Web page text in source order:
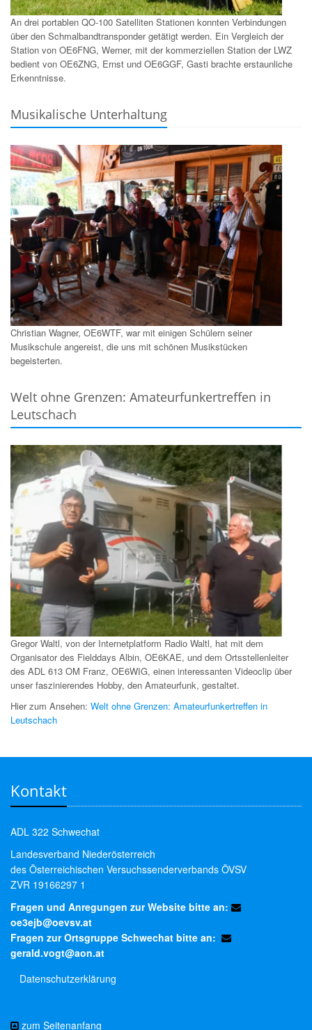
An drei portablen QO-100 Satelliten Stationen konnten Verbindungen
über den Schmalbandtransponder getätigt werden. Ein Vergleich der
Station von OE6FNG, Werner, mit der kommerziellen Station der LWZ
bedient von OE6ZNG, Ernst und OE6GGF, Gasti brachte erstaunliche
Erkenntnisse.
Musikalische Unterhaltung
Christian Wagner, OE6WTF, war mit einigen Schülern seiner
Musikschule angereist, die uns mit schönen Musikstücken
begeisterten.
Welt ohne Grenzen: Amateurfunkertreffen in
Leutschach
Gregor Waltl, von der Internetplatform Radio Waltl, hat mit dem
Organisator des Fielddays Albin, OE6KAE, und dem Ortsstellenleiter
des ADL 613 OM Franz, OE6WIG, einen interessanten Videoclip über
unser faszinierendes Hobby, den Amateurfunk, gestaltet.
Hier zum Ansehen: Welt ohne Grenzen: Amateurfunkertreffen in
Leutschach
Kontakt
ADL 322 Schwechat
Landesverband Niederösterreich
des Österreichischen Versuchssenderverbands ÖVSV
ZVR 19166297 1
Fragen und Anregungen zur Website bitte an:
oe3ejb@oevsv.at
Fragen zur Ortsgruppe Schwechat bitte an:
gerald.vogt@aon.at
Datenschutzerklärung
zum Seitenanfang